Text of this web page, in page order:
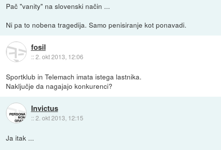
Pač "vanity" na slovenski način ...
Ni pa to nobena tragedija. Samo penisiranje kot ponavadi.
fosil
::2. okt 2013, 12:06
Sportklub in Telemach imata istega lastnika.
Naključje da nagajajo konkurenci?
Invictus
::2. okt 2013, 12:15
Ja itak ...